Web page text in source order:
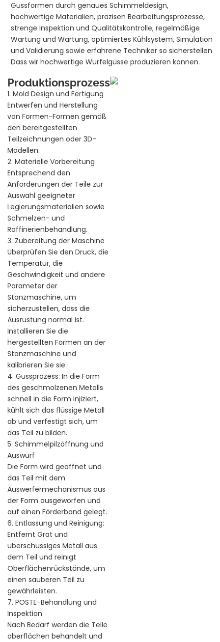
Gussformen durch genaues Schimmeldesign,
hochwertige Materialien, präzisen Bearbeitungsprozesse,
strenge Inspektion und Qualitätskontrolle, regelmäßige
Wartung und Wartung, optimiertes Kühlsystem, Simulation
und Validierung sowie erfahrene Techniker so sicherstellen
Dass wir hochwertige Würfelgüsse produzieren können.
Produktionsprozess
1. Mold Design und Fertigung
Entwerfen und Herstellung
von Formen-Formen gemäß
den bereitgestellten
Teilzeichnungen oder 3D-
Modellen.
2. Materielle Vorbereitung
Entsprechend den
Anforderungen der Teile zur
Auswahl geeigneter
Legierungsmaterialien sowie
Schmelzen- und
Raffinerienbehandlung.
3. Zubereitung der Maschine
Überprüfen Sie den Druck, die
Temperatur, die
Geschwindigkeit und andere
Parameter der
Stanzmaschine, um
sicherzustellen, dass die
Ausrüstung normal ist.
Installieren Sie die
hergestellten Formen an der
Stanzmaschine und
kalibrieren Sie sie.
4. Gussprozess: In die Form
des geschmolzenen Metalls
schnell in die Form injiziert,
kühlt sich das flüssige Metall
ab und verfestigt sich, um
das Teil zu bilden.
5. Schimmelpilzöffnung und
Auswurf
Die Form wird geöffnet und
das Teil mit dem
Auswerfermechanismus aus
der Form ausgeworfen und
auf einen Förderband gelegt.
6. Entlassung und Reinigung:
Entfernt Grat und
überschüssiges Metall aus
dem Teil und reinigt
Oberflächenrückstände, um
einen sauberen Teil zu
gewährleisten.
7. POSTE-Behandlung und
Inspektion
Nach Bedarf werden die Teile
oberflächen behandelt und